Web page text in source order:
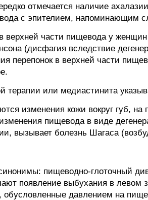
отмечается наличие
с эпителием, напоминающим
части пищевода у женщин
(дисфагия вследствие
перепонок в верхней части
терапии или медиастинита
изменения кожи вокруг губ, на
пищевода в виде
вызывает болезнь Шагаса
пищеводно-глоточный
появление выбухания в
обусловленные давлением на